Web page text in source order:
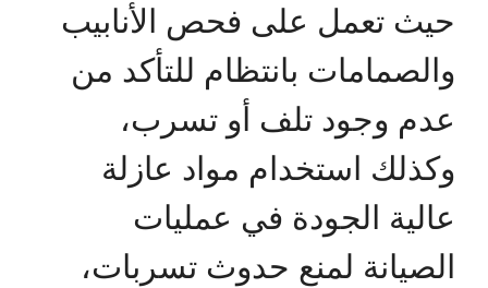
حيث تعمل على فحص الأنابيب
والصمامات بانتظام للتأكد من
عدم وجود تلف أو تسرب،
وكذلك استخدام مواد عازلة
عالية الجودة في عمليات
الصيانة لمنع حدوث تسربات،